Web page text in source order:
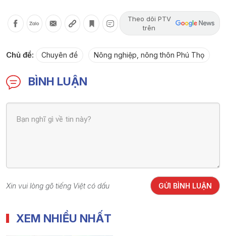
Theo dõi PTV
trên
Chủ đề: Chuyên đề Nông nghiệp, nông thôn Phú Thọ
BÌNH LUẬN
Xin vui lòng gõ tiếng Việt có dấu GỬI BÌNH LUẬN
XEM NHIỀU NHẤT